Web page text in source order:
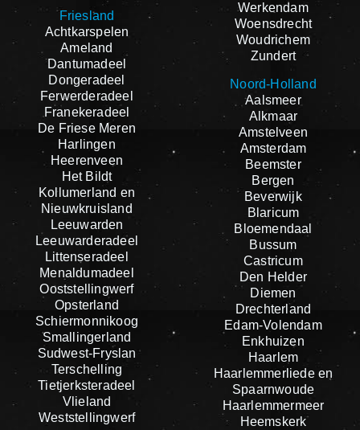
Friesland
Achtkarspelen
Ameland
Dantumadeel
Dongeradeel
Ferwerderadeel
Franekeradeel
De Friese Meren
Harlingen
Heerenveen
Het Bildt
Kollumerland en
Nieuwkruisland
Leeuwarden
Leeuwarderadeel
Littenseradeel
Menaldumadeel
Ooststellingwerf
Opsterland
Schiermonnikoog
Smallingerland
Sudwest-Fryslan
Terschelling
Tietjerksteradeel
Vlieland
Weststellingwerf
Werkendam
Woensdrecht
Woudrichem
Zundert
Noord-Holland
Aalsmeer
Alkmaar
Amstelveen
Amsterdam
Beemster
Bergen
Beverwijk
Blaricum
Bloemendaal
Bussum
Castricum
Den Helder
Diemen
Drechterland
Edam-Volendam
Enkhuizen
Haarlem
Haarlemmerliede en
Spaarnwoude
Haarlemmermeer
Heemskerk